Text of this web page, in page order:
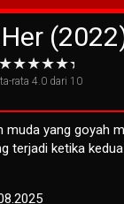
rata 4.0 dari 10
muda yang goyah
terjadi ketika